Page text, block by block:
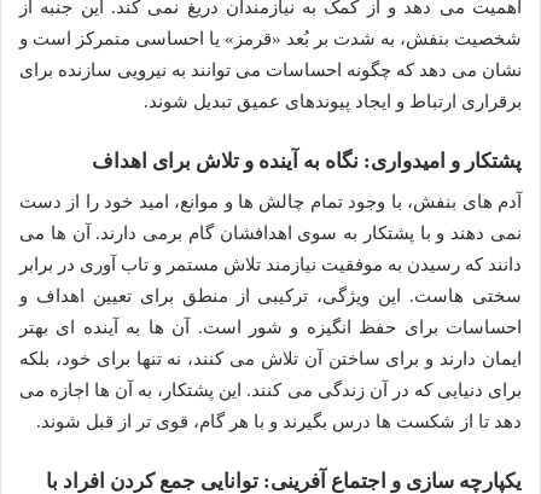
اهمیت می دهد و از کمک به نیازمندان دریغ نمی کند. این جنبه از
شخصیت بنفش، به شدت بر بُعد «قرمز» یا احساسی متمرکز است و
نشان می دهد که چگونه احساسات می توانند به نیرویی سازنده برای
برقراری ارتباط و ایجاد پیوندهای عمیق تبدیل شوند.
پشتکار و امیدواری: نگاه به آینده و تلاش برای اهداف
آدم های بنفش، با وجود تمام چالش ها و موانع، امید خود را از دست
نمی دهند و با پشتکار به سوی اهدافشان گام برمی دارند. آن ها می
دانند که رسیدن به موفقیت نیازمند تلاش مستمر و تاب آوری در برابر
سختی هاست. این ویژگی، ترکیبی از منطق برای تعیین اهداف و
احساسات برای حفظ انگیزه و شور است. آن ها به آینده ای بهتر
ایمان دارند و برای ساختن آن تلاش می کنند، نه تنها برای خود، بلکه
برای دنیایی که در آن زندگی می کنند. این پشتکار، به آن ها اجازه می
دهد تا از شکست ها درس بگیرند و با هر گام، قوی تر از قبل شوند.
یکپارچه سازی و اجتماع آفرینی: توانایی جمع کردن افراد با